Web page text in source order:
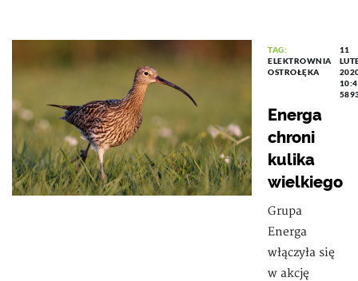
TAG:
ELEKTROWNIA
OSTROŁĘKA
11
Energa
chroni
kulika
wielkiego
Grupa
Energa
włączyła się
w akcję